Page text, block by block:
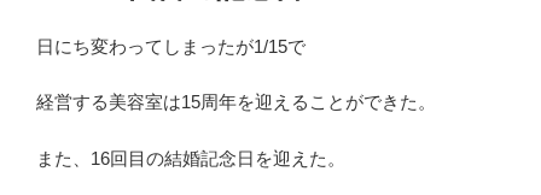
日にち変わってしまったが1/15で
経営する美容室は15周年を迎えることができた。
また、16回目の結婚記念日を迎えた。